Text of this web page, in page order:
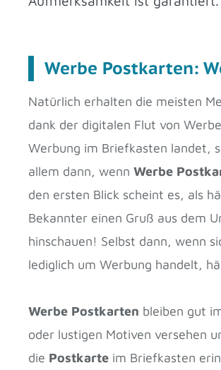
Werbe Postkarten:
Natürlich erhalten die meisten
dank der digitalen Flut von
Werbung im Briefkasten landet,
allem dann, wenn Werbe
den ersten Blick scheint es, als
Bekannter einen Gruß aus dem
hinschauen! Selbst dann, wenn
lediglich um Werbung handelt,
Werbe Postkarten bleiben gut
oder lustigen Motiven versehen
die Postkarte im Briefkasten